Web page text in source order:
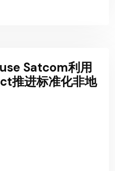
Satcom利用
推进标准化非地